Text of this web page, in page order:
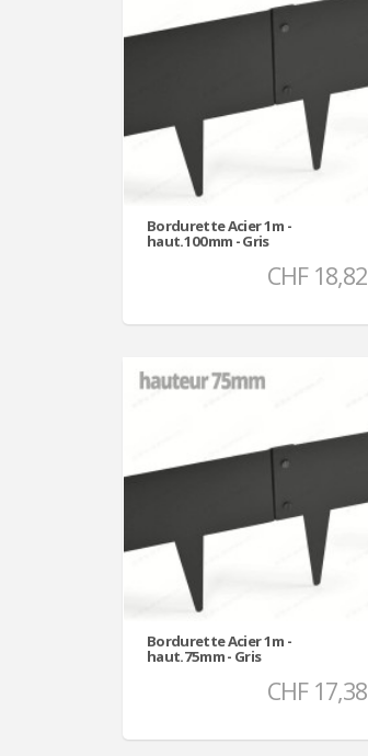
Bordurette Acier 1m -
haut.100mm - Gris
CHF 18,82
Bordurette Acier 1m -
haut.75mm - Gris
CHF 17,38